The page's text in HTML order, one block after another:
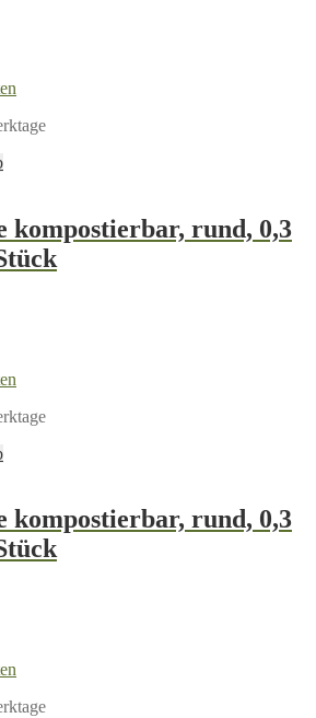
kompostierbar, rund, 0,3
kompostierbar, rund, 0,3